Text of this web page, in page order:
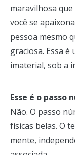
maravilhosa
você se
pessoa mesmo
graciosa. Essa
imaterial, sob a
Esse é o passo
Não. O passo
físicas belas. O
mente,